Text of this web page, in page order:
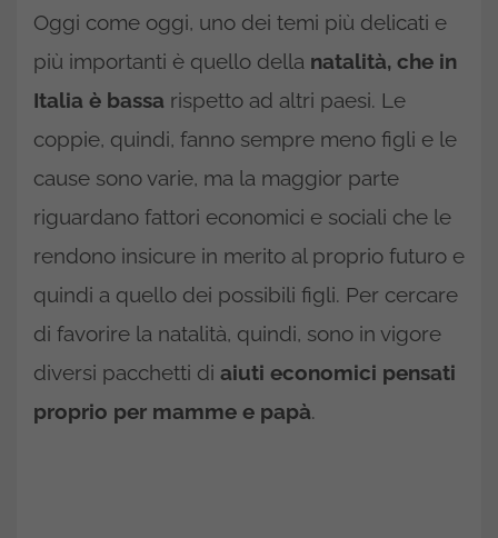
Oggi come oggi, uno dei temi più delicati e
più importanti è quello della natalità, che in
Italia è bassa rispetto ad altri paesi. Le
coppie, quindi, fanno sempre meno figli e le
cause sono varie, ma la maggior parte
riguardano fattori economici e sociali che le
rendono insicure in merito al proprio futuro e
quindi a quello dei possibili figli. Per cercare
di favorire la natalità, quindi, sono in vigore
diversi pacchetti di aiuti economici pensati
proprio per mamme e papà.